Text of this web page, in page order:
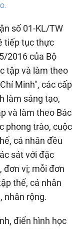
số 01-KL/TW
tiếp tục thực
2016 của Bộ
tập và làm theo
Minh", các cấp
làm sáng tạo,
và làm theo Bác
phong trào, cuộc
cá nhân đều
sát với đặc
đơn vị; mỗi đơn
thể, cá nhân
nhân rộng.
điển hình học